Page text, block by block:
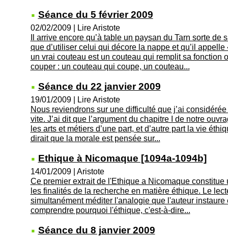
Séance du 5 février 2009
02/02/2009| Lire Aristote
Il arrive encore qu’à table un paysan du Tarn sorte de
que d’utiliser celui qui décore la nappe et qu’il
un vrai couteau est un couteau qui remplit sa fonction
couper : un couteau qui coupe, un couteau...
Séance du 22 janvier 2009
19/01/2009| Lire Aristote
Nous reviendrons sur une difficulté que j’ai
vite. J’ai dit que l’argument du chapitre I de notre
les arts et métiers d’une part, et d’autre part la vie
dirait que la morale est pensée sur...
Ethique à Nicomaque [1094a-1094b]
14/01/2009| Aristote
Ce premier extrait de l'Ethique a Nicomaque constitue
les finalités de la recherche en matière éthique. Le
simultanément méditer l'analogie que l'auteur instaure
comprendre pourquoi l'éthique, c'est-à-dire...
Séance du 8 janvier 2009